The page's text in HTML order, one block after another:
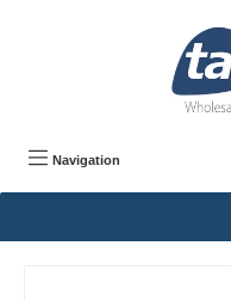
Navigation